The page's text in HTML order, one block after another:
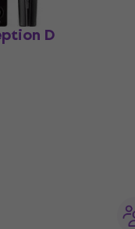
D